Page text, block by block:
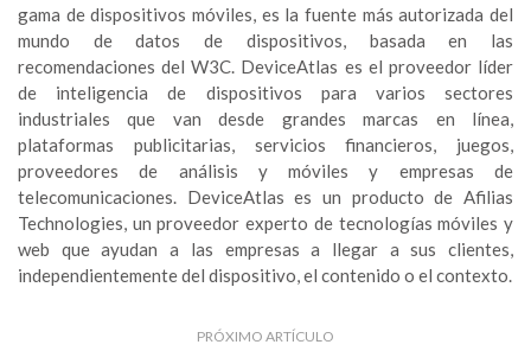
gama de dispositivos móviles, es la fuente más autorizada del
mundo de datos de dispositivos, basada en las
recomendaciones del W3C. DeviceAtlas es el proveedor líder
de inteligencia de dispositivos para varios sectores
industriales que van desde grandes marcas en línea,
plataformas publicitarias, servicios financieros, juegos,
proveedores de análisis y móviles y empresas de
telecomunicaciones. DeviceAtlas es un producto de Afilias
Technologies, un proveedor experto de tecnologías móviles y
web que ayudan a las empresas a llegar a sus clientes,
independientemente del dispositivo, el contenido o el contexto.
PRÓXIMO ARTÍCULO